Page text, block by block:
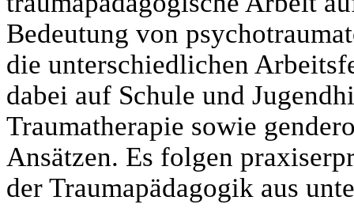
Bedeutung von
die unterschiedlichen
dabei auf Schule und
Traumatherapie sowie
Ansätzen. Es folgen
der Traumapädagogik aus